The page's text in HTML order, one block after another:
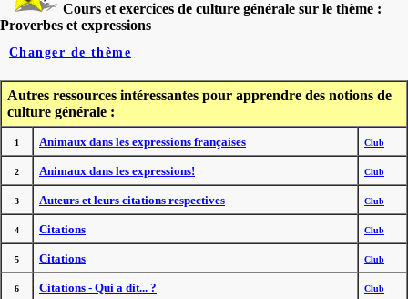
Cours et exercices de culture générale sur le thème :
Proverbes et expressions
Changer de thème
Autres ressources intéressantes pour apprendre des notions de
culture générale :
1 Animaux dans les expressions françaises Club
2 Animaux dans les expressions! Club
3 Auteurs et leurs citations respectives Club
4 Citations Club
5 Citations Club
6 Citations - Qui a dit... ? Club